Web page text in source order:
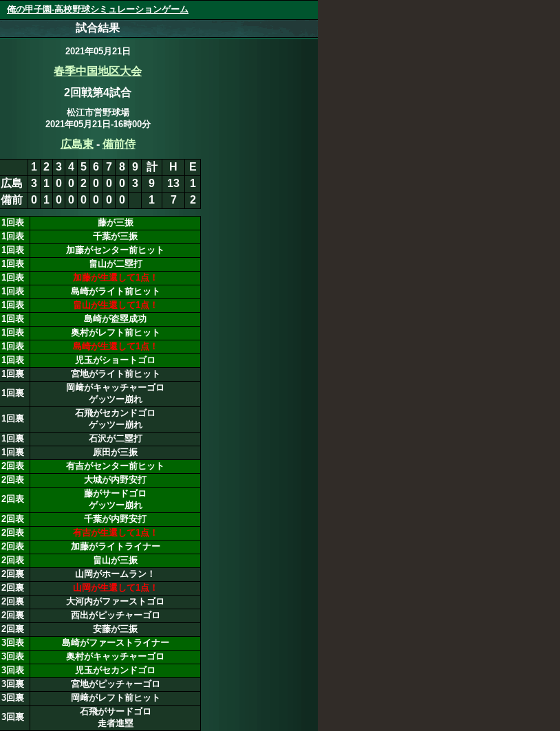
俺の甲子園-高校野球シミュレーションゲーム
試合結果
2021年05月21日
春季中国地区大会
2回戦第4試合
松江市営野球場
2021年05月21日-16時00分
広島東 9- 1 備前侍
1 2 3 4 5 6 7 8 9 計 H
E
広島
3 1 0 0 2 0 0 0 3 9 13
1
備前
0 1 0 0 0 0 0 0 1 7 2
1回表
藤が三振
1回表
千葉が三振
1回表
加藤がセンター前ヒット
1回表
畠山が二塁打
1回表
加藤が生還して1点！
1回表
島崎がライト前ヒット
1回表
畠山が生還して1点！
1回表
島崎が盗塁成功
1回表
奥村がレフト前ヒット
1回表
島崎が生還して1点！
1回表
児玉がショートゴロ
1回裏
宮地がライト前ヒット
1回裏
岡﨑がキャッチャーゴロ
ゲッツー崩れ
1回裏
石飛がセカンドゴロ
ゲッツー崩れ
1回裏
石沢が二塁打
1回裏
原田が三振
2回表
有吉がセンター前ヒット
2回表
大城が内野安打
2回表
藤がサードゴロ
ゲッツー崩れ
2回表
千葉が内野安打
2回表
有吉が生還して1点！
2回表
加藤がライトライナー
2回表
畠山が三振
2回裏
山岡がホームラン！
2回裏
山岡が生還して1点！
2回裏
大河内がファーストゴロ
2回裏
西出がピッチャーゴロ
2回裏
安藤が三振
3回表
島崎がファーストライナー
3回表
奥村がキャッチャーゴロ
3回表
児玉がセカンドゴロ
3回裏
宮地がピッチャーゴロ
3回裏
岡﨑がレフト前ヒット
3回裏
石飛がサードゴロ
走者進塁